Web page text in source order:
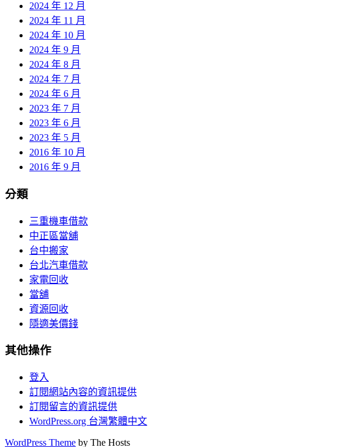
2024 年 12 月
2024 年 11 月
2024 年 10 月
2024 年 9 月
2024 年 8 月
2024 年 7 月
2024 年 6 月
2023 年 7 月
2023 年 6 月
2023 年 5 月
2016 年 10 月
2016 年 9 月
分類
三重機車借款
中正區當舖
台中搬家
台北汽車借款
家電回收
當舖
資源回收
隱適美價錢
其他操作
登入
訂閱網站內容的資訊提供
訂閱留言的資訊提供
WordPress.org 台灣繁體中文
WordPress Theme by The Hosts